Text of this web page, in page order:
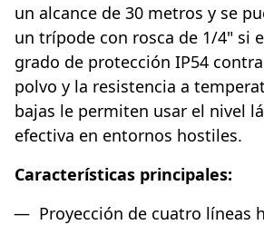
un alcance de 30 metros y se
un trípode con rosca de 1/4" si
grado de protección IP54
polvo y la resistencia a
bajas le permiten usar el nivel
efectiva en entornos hostiles.
Características principales:
Proyección de cuatro líneas